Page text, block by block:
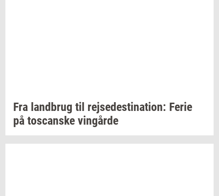
Fra land­brug til rej­se­desti­na­tion: Ferie
på toscan­ske vin­går­de